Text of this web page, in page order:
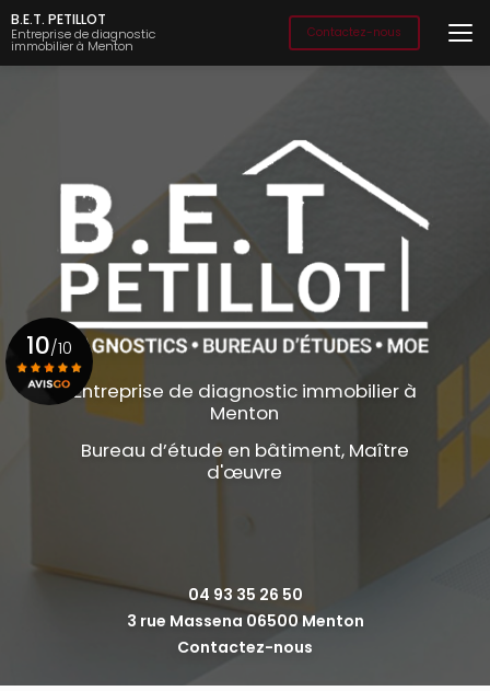
Aller
au
contenu
principal
B.E.T. PETILLOT
Entreprise de diagnostic
immobilier à Menton
Contactez-nous
Entreprise de diagnostic immobilier à
Menton
Bureau d’étude en bâtiment, Maître
d'œuvre
04 93 35 26 50
3 rue Massena 06500 Menton
Contactez-nous
10/10
Voir le certificat